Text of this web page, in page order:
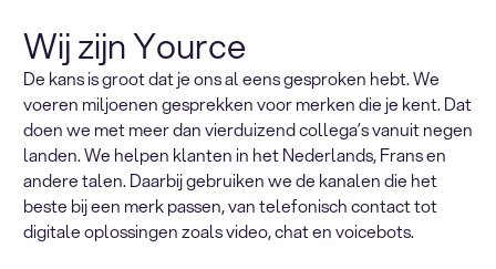
Wij zijn Yource
De kans is groot dat je ons al eens gesproken hebt. We
voeren miljoenen gesprekken voor merken die je kent. Dat
doen we met meer dan vierduizend collega’s vanuit negen
landen. We helpen klanten in het Nederlands, Frans en
andere talen. Daarbij gebruiken we de kanalen die het
beste bij een merk passen, van telefonisch contact tot
digitale oplossingen zoals video, chat en voicebots.